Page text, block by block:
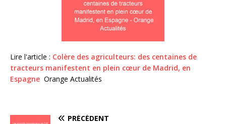
Lire l'article : Colère des agriculteurs: des centaines de
tracteurs manifestent en plein cœur de Madrid, en
Espagne Orange Actualités
PRÉCÉDENT